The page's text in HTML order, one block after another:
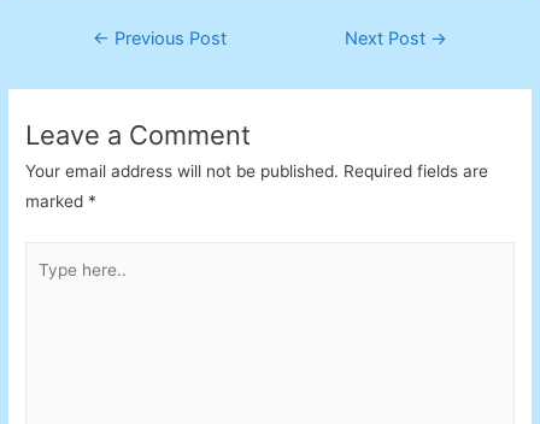
Post
← Previous Post Next Post →
Leave a Comment
Your email address will not be published. Required fields are
marked *
here..